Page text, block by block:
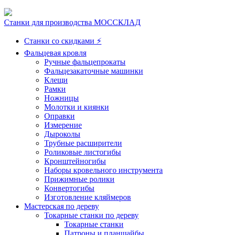
Станки для производства МОССКЛАД
Станки со скидками ⚡
Фальцевая кровля
Ручные фальцепрокаты
Фальцезакаточные машинки
Клещи
Рамки
Ножницы
Молотки и киянки
Оправки
Измерение
Дыроколы
Трубные расширители
Роликовые листогибы
Кронштейногибы
Наборы кровельного инструмента
Прижимные ролики
Конвертогибы
Изготовление кляймеров
Мастерская по дереву
Токарные станки по дереву
Токарные станки
Патроны и планшайбы